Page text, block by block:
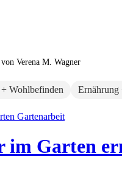
Verena M. Wagner
Wohlbefinden Ernährung
Gartenarbeit
im Garten